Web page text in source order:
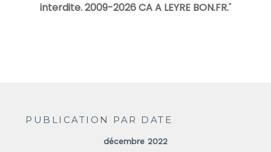
interdite. 2009-2026 CA A LEYRE BON.FR."
PUBLICATION PAR DATE
décembre 2022